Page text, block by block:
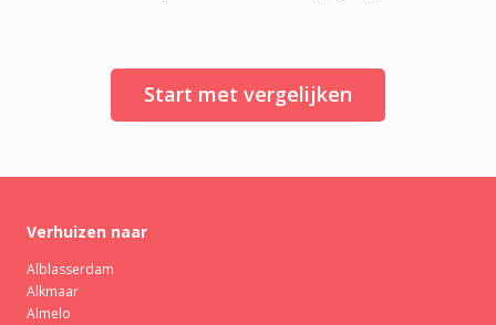
Start met vergelijken
Verhuizen naar
Alblasserdam
Alkmaar
Almelo